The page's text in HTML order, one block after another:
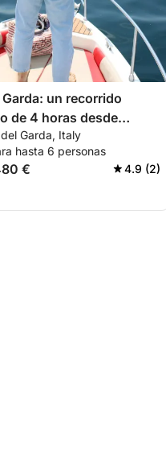
Garda: un recorrido
de 4 horas desde
Garda, Italy
hasta 6 personas
€ 4.9 (2)